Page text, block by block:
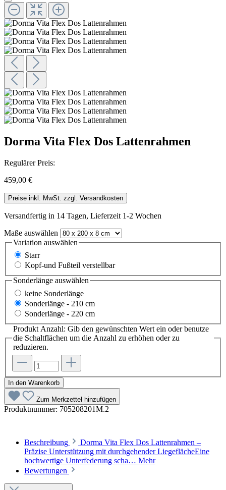
Dorma Vita Flex Dos Lattenrahmen
Regulärer Preis:
459,00 €
Preise inkl. MwSt. zzgl. Versandkosten
Versandfertig in 14 Tagen, Lieferzeit 1-2 Wochen
Maße auswählen
Variation auswählen
Starr
Kopf-und Fußteil verstellbar
Sonderlänge auswählen
keine Sonderlänge
Sonderlänge - 210 cm
Sonderlänge - 220 cm
Produkt Anzahl: Gib den gewünschten Wert ein oder benutze
die Schaltflächen um die Anzahl zu erhöhen oder zu
reduzieren.
In den Warenkorb
Zum Merkzettel hinzufügen
Produktnummer: 705208201M.2
Beschreibung
Dorma Vita Flex Dos Lattenrahmen –
Präzise Unterstützung mit durchgehender LiegeflächeEine
hochwertige Unterfederung scha… Mehr
Bewertungen